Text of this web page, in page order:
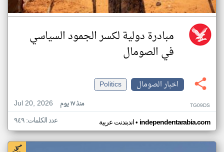
مبادرة دولية لكسر الجمود السياسي
في الصومال
اخبار الصومال
Politics
Jul 20, 2026
منذ ١٧ يوم TG09DS
اندبندنت عربية• independentarabia.com عدد الكلمات: ٩٤٩